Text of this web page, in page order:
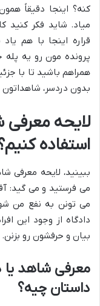
کنه؟ اینجا دقیقاً
میاد. شاید فکر کنید
قراره اینجا با هم
پرونده مون رو یه پله
همراهم باشید تا با
بدون دردسر، شاهداتون
لایحه معرفی
استفاده
ببینید، لایحه معرفی
می فرستید و می گید:
می تونن به نفع من
دادگاه از وجود این
بیان و حرفشون رو بزنن.
معرفی شاهد
داستان چیه؟